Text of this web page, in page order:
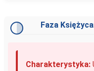
Faza
Charakterystyka: